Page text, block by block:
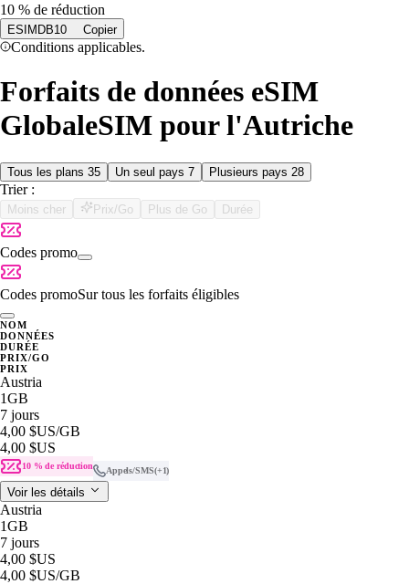
10 % de réduction
ESIMDB10 Copier
Conditions applicables.
Forfaits de données eSIM
GlobaleSIM pour l'Autriche
Tous les plans 35 Un seul pays 7 Plusieurs pays 28
Trier :
Moins cher Prix/Go Plus de Go Durée
Codes promo
Codes promoSur tous les forfaits éligibles
NOM
DONNÉES
DURÉE
PRIX/GO
PRIX
Austria
1GB
7 jours
4,00 $US/GB
4,00 $US
10 % de réduction Appels/SMS(+1)
Voir les détails
Austria
1GB
7 jours
4,00 $US
4,00 $US/GB